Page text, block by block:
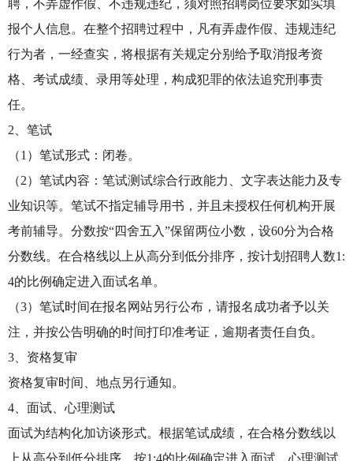
聘，不弄虚作假、不违规违纪，须对照招聘岗位要求如实填
报个人信息。在整个招聘过程中，凡有弄虚作假、违规违纪
行为者，一经查实，将根据有关规定分别给予取消报考资
格、考试成绩、录用等处理，构成犯罪的依法追究刑事责
任。
2、笔试
（1）笔试形式：闭卷。
（2）笔试内容：笔试测试综合行政能力、文字表达能力及专
业知识等。笔试不指定辅导用书，并且未授权任何机构开展
考前辅导。分数按“四舍五入”保留两位小数，设60分为合格
分数线。在合格线以上从高分到低分排序，按计划招聘人数1:
4的比例确定进入面试名单。
（3）笔试时间在报名网站另行公布，请报名成功者予以关
注，并按公告明确的时间打印准考证，逾期者责任自负。
3、资格复审
资格复审时间、地点另行通知。
4、面试、心理测试
面试为结构化加访谈形式。根据笔试成绩，在合格分数线以
上从高分到低分排序，按1:4的比例确定进入面试、心理测试